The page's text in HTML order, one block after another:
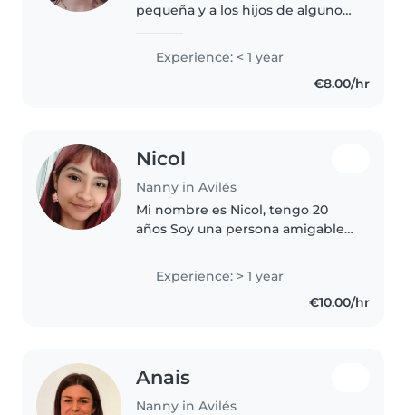
pequeña y a los hijos de algunos
bajo supervisión. Ahora busco
dar el paso para tener mi
primera experiencia de forma
Experience: < 1 year
€8.00/hr
Nicol
Nanny in Avilés
Mi nombre es Nicol, tengo 20
años Soy una persona amigable
año de experiencia cuidando
niños de mas de 2 años. Hablo
español e inglés con fluidez,..
Experience: > 1 year
€10.00/hr
Anais
Nanny in Avilés